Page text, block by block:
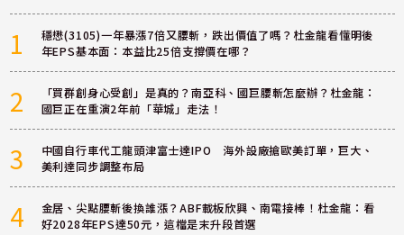
1
穩懋(3105)一年暴漲7倍又腰斬，跌出價值了嗎？杜金龍看懂明後
年EPS基本面：本益比25倍支撐價在哪？
2
「買群創身心受創」是真的？南亞科、國巨腰斬怎麼辦？杜金龍：
國巨正在重演2年前「華城」走法！
3
中國自行車代工龍頭津富士達IPO 海外設廠搶歐美訂單，巨大、
美利達同步調整布局
4
金居、尖點腰斬後換誰漲？ABF載板欣興、南電接棒！杜金龍：看
好2028年EPS達50元，這檔是末升段首選